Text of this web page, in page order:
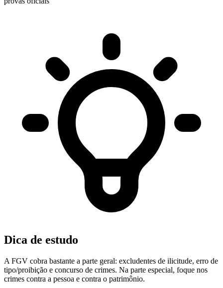
Dica de estudo
A FGV cobra bastante a parte geral: excludentes de ilicitude, erro de
tipo/proibição e concurso de crimes. Na parte especial, foque nos
crimes contra a pessoa e contra o patrimônio.